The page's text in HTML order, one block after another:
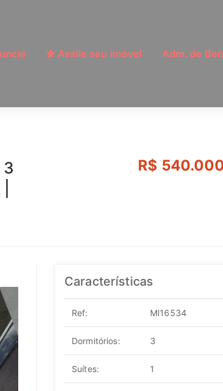
Avalie seu imóvel Adm. de
Curuçá,
3
R$
Características
Ref: MI16534
Dormitórios: 3
Suítes: 1